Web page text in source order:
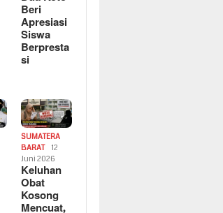
Beri
Apresiasi
Siswa
Berpresta
si
SUMATERA
BARAT
12
Juni 2026
Keluhan
Obat
Kosong
Mencuat,